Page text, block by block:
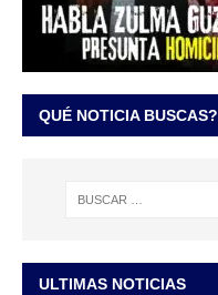
QUÉ NOTICIA BUSCAS?
ULTIMAS NOTICIAS